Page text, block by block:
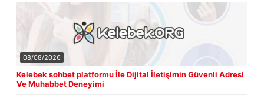
08/08/2026
Kelebek sohbet platformu İle Dijital İletişimin Güvenli Adresi
Ve Muhabbet Deneyimi